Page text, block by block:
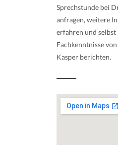
Sprechstunde bei
anfragen, weitere
erfahren und selbst
Fachkenntnisse
Kasper berichten.